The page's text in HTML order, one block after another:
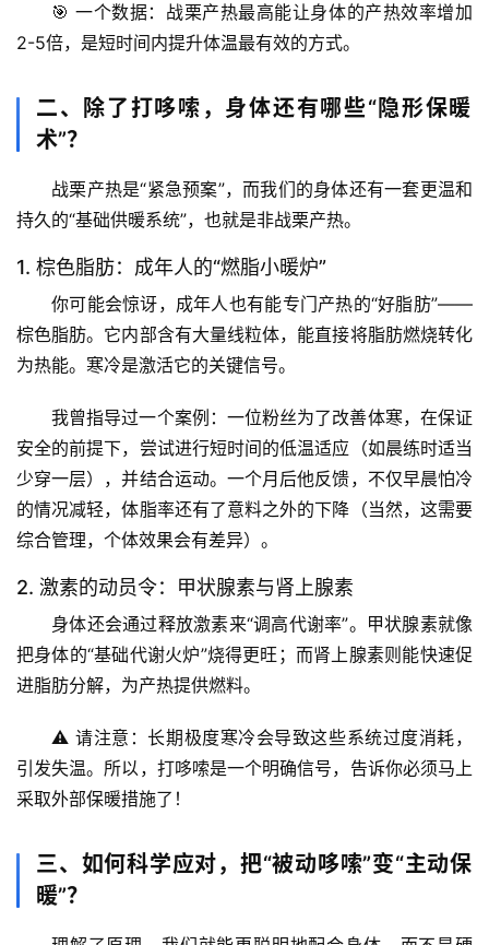
首
页
专
表
万
物
人
体
🎯 一个数据：战栗产热最高能让身体的产热效率增加
2-5倍，是短时间内提升体温最有效的方式。
二、除了打哆嗦，身体还有哪些“隐形保暖
术”？
战栗产热是“紧急预案”，而我们的身体还有一套更温和
持久的“基础供暖系统”，也就是非战栗产热。
1. 棕色脂肪：成年人的“燃脂小暖炉”
你可能会惊讶，成年人也有能专门产热的“好脂肪”——
棕色脂肪。它内部含有大量线粒体，能直接将脂肪燃烧转化
为热能。 寒冷是激活它的关键信号。
我曾指导过一个案例：一位粉丝为了改善体寒，在保证
安全的前提下，尝试进行短时间的低温适应（如晨练时适当
少穿一层），并结合运动。一个月后他反馈，不仅早晨怕冷
的情况减轻，体脂率还有了意料之外的下降（当然，这需要
综合管理，个体效果会有差异）。
2. 激素的动员令：甲状腺素与肾上腺素
身体还会通过释放激素来“调高代谢率”。甲状腺素就像
把身体的“基础代谢火炉”烧得更旺；而肾上腺素则能快速促
进脂肪分解，为产热提供燃料。
⚠️ 请注意 ：长期极度寒冷会导致这些系统过度消耗，
引发失温。所以， 打哆嗦是一个明确信号，告诉你必须马上
采取外部保暖措施了！
三、如何科学应对，把“被动哆嗦”变“主动保
暖”？